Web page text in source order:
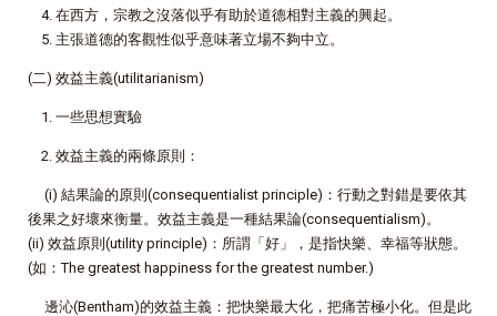
4. 在西方，宗教之沒落似乎有助於道德相對主義的興起。
5. 主張道德的客觀性似乎意味著立場不夠中立。
(二) 效益主義(utilitarianism)
1. 一些思想實驗
2. 效益主義的兩條原則：
(i) 結果論的原則(consequentialist principle)：行動之對錯是要依其
後果之好壞來衡量。效益主義是一種結果論(consequentialism)。
(ii) 效益原則(utility principle)：所謂「好」，是指快樂、幸福等狀態。
(如：The greatest happiness for the greatest number.)
邊沁(Bentham)的效益主義：把快樂最大化，把痛苦極小化。但是此